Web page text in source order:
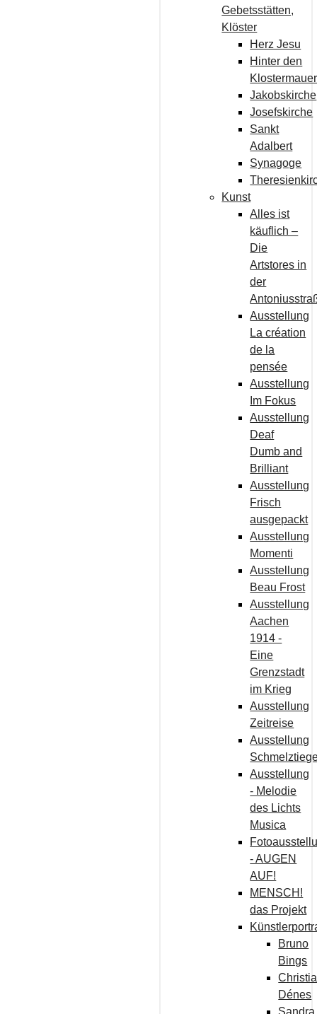
Gebetsstätten,
Klöster
Herz Jesu
Hinter den
Jakobskirche
Josefskirche
Sankt
Adalbert
Synagoge
Kunst
Alles ist
käuflich –
Die
Artstores in
der
Ausstellung
La création
de la
pensée
Ausstellung
Im Fokus
Ausstellung
Deaf
Dumb and
Brilliant
Ausstellung
Frisch
ausgepackt
Ausstellung
Momenti
Ausstellung
Beau Frost
Ausstellung
Aachen
1914 -
Eine
Grenzstadt
im Krieg
Ausstellung
Zeitreise
Ausstellung
Ausstellung
- Melodie
des Lichts
Musica
- AUGEN
AUF!
MENSCH!
das Projekt
Bruno
Bings
Dénes
Sandra